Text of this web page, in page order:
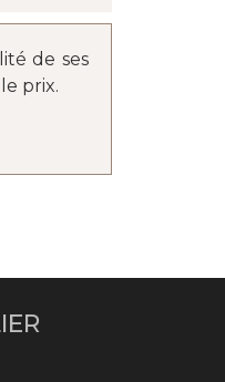
de ses
prix.